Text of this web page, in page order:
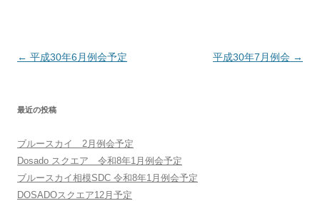
投稿ナビゲーション
← 平成30年6月例会予定 平成30年7月例会 →
最近の投稿
ブルースカイ 2月例会予定
Dosado スクエア 令和8年1月例会予定
ブルースカイ相模SDC 令和8年1月例会予定
DOSADOスクエア12月予定